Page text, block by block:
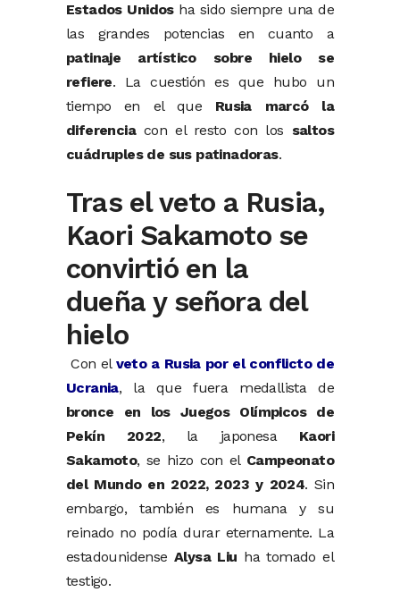
Estados Unidosha sido siempre una de
las grandes potencias en cuanto a
patinaje artístico sobre hielo se
refiere. La cuestión es que hubo un
tiempo en el que Rusia marcó la
diferenciacon el resto con los saltos
cuádruples de sus patinadoras.
Tras el veto a Rusia,
Kaori Sakamoto se
convirtió en la
dueña y señora del
hielo
Con el veto a Rusia por el conflicto de
Ucrania, la que fuera medallista de
bronce en los Juegos Olímpicos de
Pekín 2022, la japonesa Kaori
Sakamoto, se hizo con el Campeonato
del Mundo en 2022, 2023 y 2024. Sin
embargo, también es humana y su
reinado no podía durar eternamente. La
estadounidenseAlysa Liu ha tomado el
testigo.